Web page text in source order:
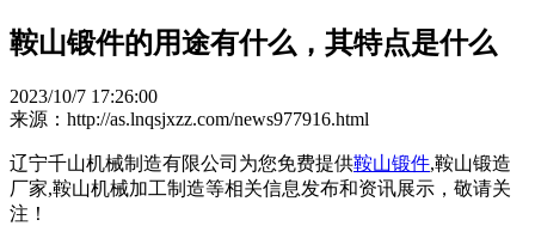
鞍山锻件的用途有什么，其特点是什么
2023/10/7 17:26:00
来源：http://as.lnqsjxzz.com/news977916.html
辽宁千山机械制造有限公司为您免费提供鞍山锻件,鞍山锻造
厂家,鞍山机械加工制造等相关信息发布和资讯展示，敬请关
注！